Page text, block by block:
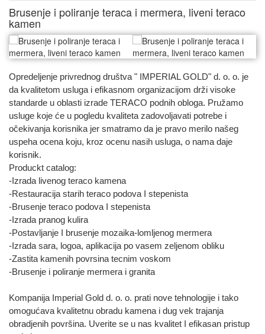
Brusenje i poliranje teraca i mermera, liveni teraco
kamen
Opredeljenje privrednog društva " IMPERIAL GOLD" d. o. o. je
da kvalitetom usluga i efikasnom organizacijom drži visoke
standarde u oblasti izrade TERACO podnih obloga. Pružamo
usluge koje će u pogledu kvaliteta zadovoljavati potrebe i
očekivanja korisnika jer smatramo da je pravo merilo našeg
uspeha ocena koju, kroz ocenu nasih usluga, o nama daje
korisnik.
Produckt catalog:
-Izrada livenog teraco kamena
-Restauracija starih teraco podova I stepenista
-Brusenje teraco podova I stepenista
-Izrada pranog kulira
-Postavljanje I brusenje mozaika-lomljenog mermera
-Izrada sara, logoa, aplikacija po vasem zeljenom obliku
-Zastita kamenih povrsina tecnim voskom
-Brusenje i poliranje mermera i granita
Kompanija Imperial Gold d. o. o. prati nove tehnologije i tako
omogućava kvalitetnu obradu kamena i dug vek trajanja
obradjenih površina. Uverite se u nas kvalitet I efikasan pristup